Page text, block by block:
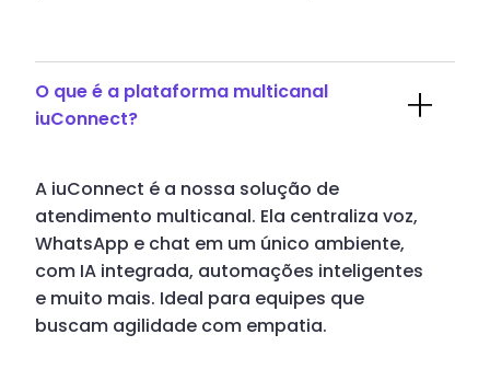
O que é a plataforma multicanal
iuConnect?
A iuConnect é a nossa solução de
atendimento multicanal. Ela centraliza voz,
WhatsApp e chat em um único ambiente,
com IA integrada, automações inteligentes
e muito mais. Ideal para equipes que
buscam agilidade com empatia.